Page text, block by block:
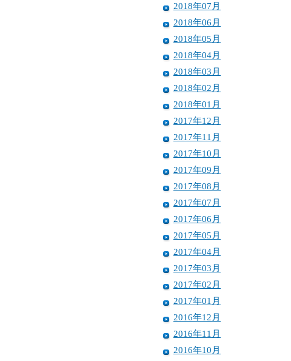
2018年07月
2018年06月
2018年05月
2018年04月
2018年03月
2018年02月
2018年01月
2017年12月
2017年11月
2017年10月
2017年09月
2017年08月
2017年07月
2017年06月
2017年05月
2017年04月
2017年03月
2017年02月
2017年01月
2016年12月
2016年11月
2016年10月